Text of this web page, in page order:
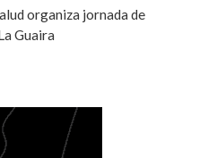
organiza jornada de
Guaira